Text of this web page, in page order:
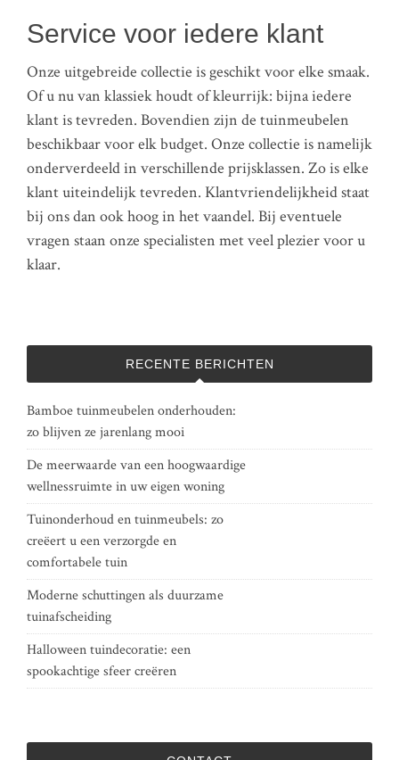
Service voor iedere klant
Onze uitgebreide collectie is geschikt voor elke smaak.
Of u nu van klassiek houdt of kleurrijk: bijna iedere
klant is tevreden. Bovendien zijn de tuinmeubelen
beschikbaar voor elk budget. Onze collectie is namelijk
onderverdeeld in verschillende prijsklassen. Zo is elke
klant uiteindelijk tevreden. Klantvriendelijkheid staat
bij ons dan ook hoog in het vaandel. Bij eventuele
vragen staan onze specialisten met veel plezier voor u
klaar.
RECENTE BERICHTEN
Bamboe tuinmeubelen onderhouden:
zo blijven ze jarenlang mooi
De meerwaarde van een hoogwaardige
wellnessruimte in uw eigen woning
Tuinonderhoud en tuinmeubels: zo
creëert u een verzorgde en
comfortabele tuin
Moderne schuttingen als duurzame
tuinafscheiding
Halloween tuindecoratie: een
spookachtige sfeer creëren